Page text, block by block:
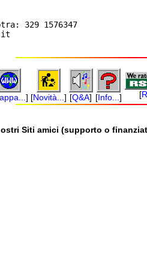
329 1576347
] [Novità... ] [Q&A] [Info... ] [
Siti amici (supporto o